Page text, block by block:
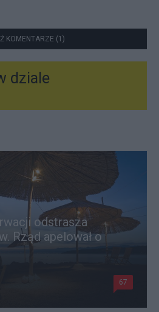
KOMENTARZE (1)
dziale
odstrasza
Rząd apelował o
67